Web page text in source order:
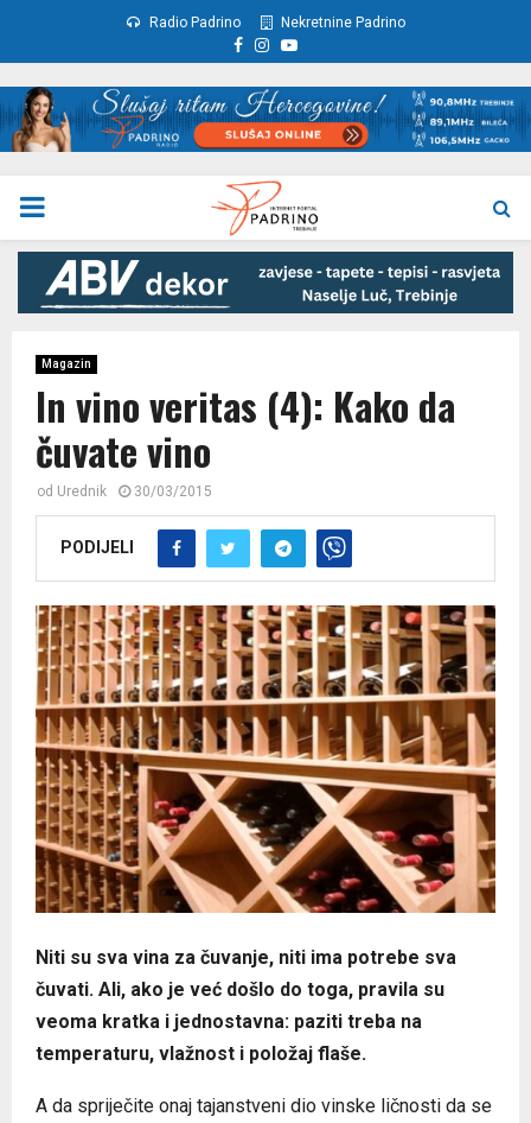
Radio Padrino Nekretnine Padrino
Facebook
Instagram
Youtube
PRIMARY
MENU
Magazin
In vino veritas (4): Kako da
čuvate vino
od Urednik 30/03/2015
PODIJELI
Niti su sva vina za čuvanje, niti ima potrebe sva
čuvati. Ali, ako je već došlo do toga, pravila su
veoma kratka i jednostavna: paziti treba na
temperaturu, vlažnost i položaj flaše.
A da spriječite onaj tajanstveni dio vinske ličnosti da se